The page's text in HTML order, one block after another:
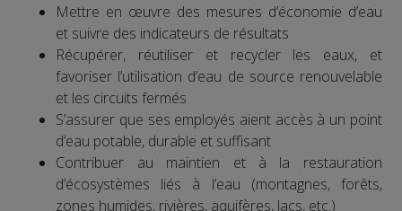
Mettre en œuvre des mesures d’économie d’eau
et suivre des indicateurs de résultats
Récupérer, réutiliser et recycler les eaux, et
favoriser l’utilisation d’eau de source renouvelable
et les circuits fermés
S’assurer que ses employés aient accès à un point
d’eau potable, durable et suffisant
Contribuer au maintien et à la restauration
d’écosystèmes liés à l’eau (montagnes, forêts,
zones humides, rivières, aquifères, lacs, etc.)